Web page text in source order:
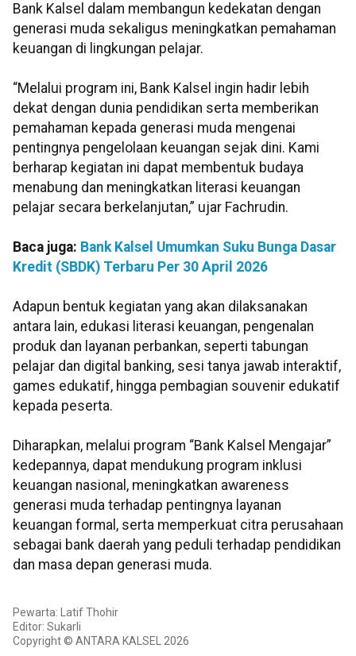
Bank Kalsel dalam membangun kedekatan dengan
generasi muda sekaligus meningkatkan pemahaman
keuangan di lingkungan pelajar.
“Melalui program ini, Bank Kalsel ingin hadir lebih
dekat dengan dunia pendidikan serta memberikan
pemahaman kepada generasi muda mengenai
pentingnya pengelolaan keuangan sejak dini. Kami
berharap kegiatan ini dapat membentuk budaya
menabung dan meningkatkan literasi keuangan
pelajar secara berkelanjutan,” ujar Fachrudin.
Baca juga: Bank Kalsel Umumkan Suku Bunga Dasar
Kredit (SBDK) Terbaru Per 30 April 2026
Adapun bentuk kegiatan yang akan dilaksanakan
antara lain, edukasi literasi keuangan, pengenalan
produk dan layanan perbankan, seperti tabungan
pelajar dan digital banking, sesi tanya jawab interaktif,
games edukatif, hingga pembagian souvenir edukatif
kepada peserta.
Diharapkan, melalui program “Bank Kalsel Mengajar”
kedepannya, dapat mendukung program inklusi
keuangan nasional, meningkatkan awareness
generasi muda terhadap pentingnya layanan
keuangan formal, serta memperkuat citra perusahaan
sebagai bank daerah yang peduli terhadap pendidikan
dan masa depan generasi muda.
Pewarta: Latif Thohir
Editor: Sukarli
Copyright © ANTARA KALSEL 2026